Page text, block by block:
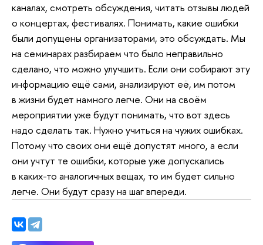
каналах, смотреть обсуждения, читать отзывы людей
о концертах, фестивалях. Понимать, какие ошибки
были допущены организаторами, это обсуждать. Мы
на семинарах разбираем что было неправильно
сделано, что можно улучшить. Если они собирают эту
информацию ещё сами, анализируют её, им потом
в жизни будет намного легче. Они на своём
мероприятии уже будут понимать, что вот здесь
надо сделать так. Нужно учиться на чужих ошибках.
Потому что своих они ещё допустят много, а если
они учтут те ошибки, которые уже допускались
в каких-то аналогичных вещах, то им будет сильно
легче. Они будут сразу на шаг впереди.